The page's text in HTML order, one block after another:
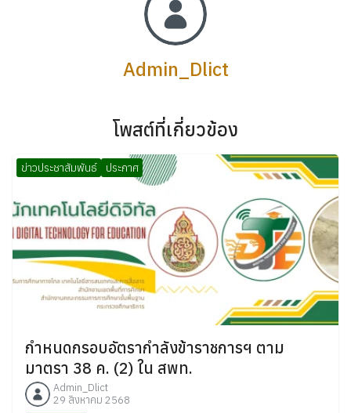
Admin_Dlict
โพสต์ที่เกี่ยวข้อง
ข่าวประชาสัมพันธ์ ประกาศ
กำหนดกรอบอัตรากำลังข้าราชการฯ ตาม
มาตรา 38 ค. (2) ใน สพท.
Admin_Dlict
29 สิงหาคม 2568